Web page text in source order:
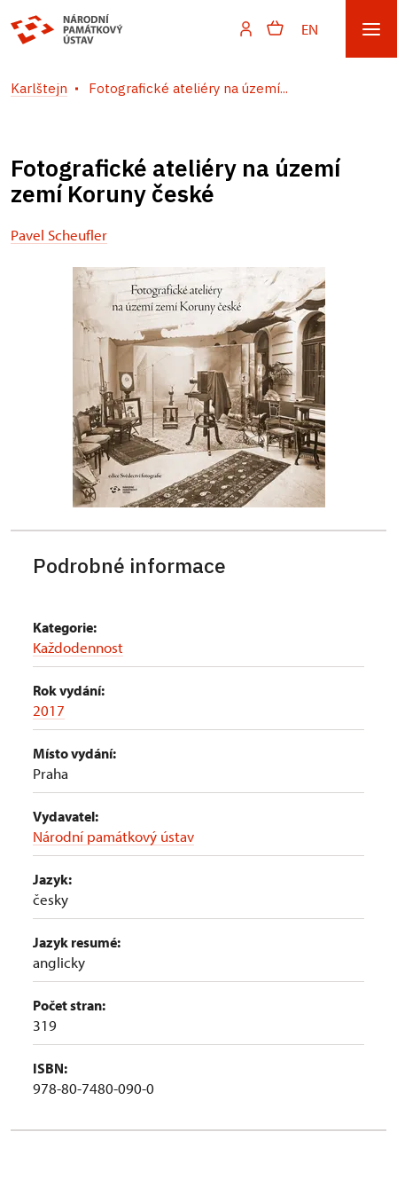
EN
Karlštejn Fotografické ateliéry na území...
Fotografické ateliéry na území
zemí Koruny české
Pavel Scheufler
Podrobné informace
Kategorie:
Každodennost
Rok vydání:
2017
Místo vydání:
Praha
Vydavatel:
Národní památkový ústav
Jazyk:
česky
Jazyk resumé:
anglicky
Počet stran:
319
ISBN:
978-80-7480-090-0